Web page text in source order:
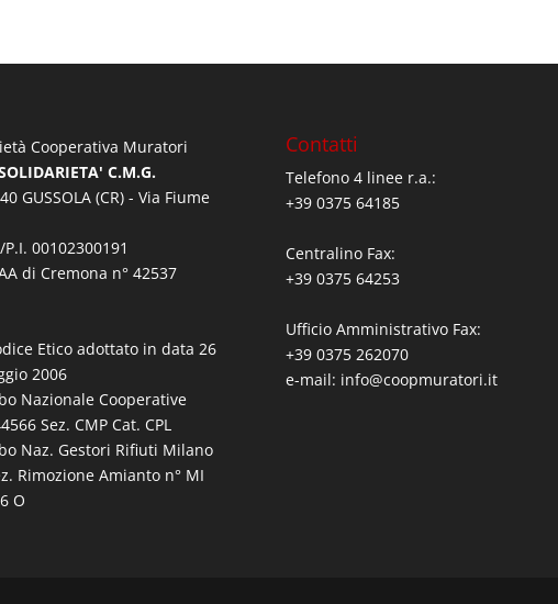
Cooperativa Muratori
C.M.G.
GUSSOLA (CR) - Via Fiume
P.I. 00102300191
di Cremona n° 42537
Etico adottato in data 26
2006
Nazionale Cooperative
Sez. CMP Cat. CPL
Naz. Gestori Rifiuti Milano
Rimozione Amianto n° MI
O
Contatti
Telefono 4 linee r.a.:
+39 0375 64185
Centralino Fax:
+39 0375 64253
Ufficio Amministrativo Fax:
+39 0375 262070
e-mail: info@coopmuratori.it